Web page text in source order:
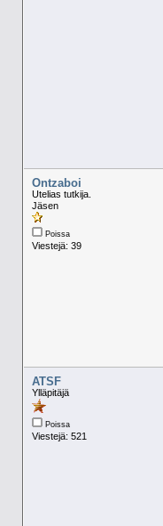
Ontzaboi
Utelias tutkija.
Jäsen
Poissa
Viestejä: 39
ATSF
Ylläpitäjä
Poissa
Viestejä: 521